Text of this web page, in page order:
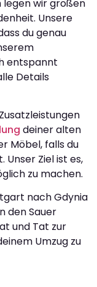
legen wir großen
Unsere
du genau
entspannt
Details
deiner alten
Möbel, falls du
Ziel ist es,
zu machen.
nach Gdynia
den Sauer
und Tat zur
Umzug zu